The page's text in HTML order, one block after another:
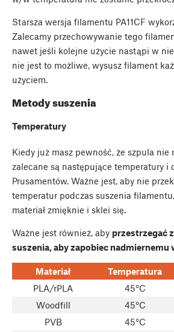
Starsza wersja filamentu PA11CF
Zalecamy przechowywanie tego
nawet jeśli kolejne użycie nastąpi w
nie jest to możliwe, wysusz filament
użyciem.
Metody suszenia
Temperatury
Kiedy już masz pewność, że szpula nie
zalecane są następujące temperatury i
Prusamentów. Ważne jest, aby nie
temperatur podczas suszenia
materiał zmięknie i sklei się.
Ważne jest również, aby przestrzegać
suszenia, aby zapobiec nadmiernemu
Materiał Temperatura
PLA/rPLA
45°C
Woodfill
45°C
PVB
45°C